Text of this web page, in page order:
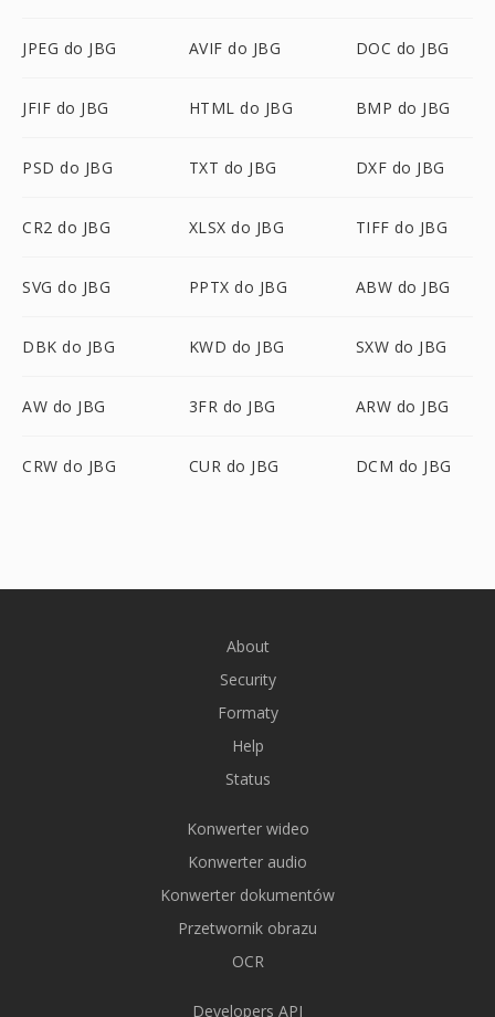
JPEG do JBG AVIF do JBG DOC do JBG
JFIF do JBG HTML do JBG BMP do JBG
PSD do JBG TXT do JBG DXF do JBG
CR2 do JBG XLSX do JBG TIFF do JBG
SVG do JBG PPTX do JBG ABW do JBG
DBK do JBG KWD do JBG SXW do JBG
AW do JBG 3FR do JBG ARW do JBG
CRW do JBG CUR do JBG DCM do JBG
About
Security
Formaty
Help
Status
Konwerter wideo
Konwerter audio
Konwerter dokumentów
Przetwornik obrazu
OCR
Developers API